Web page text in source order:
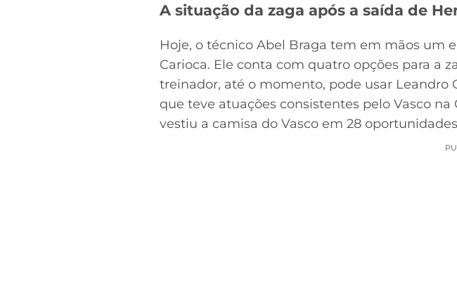
A situação da zaga após a saída de
Hoje, o técnico Abel Braga tem em mãos um
Carioca. Ele conta com quatro opções para a
treinador, até o momento, pode usar Leandro
que teve atuações consistentes pelo Vasco
vestiu a camisa do Vasco em 28